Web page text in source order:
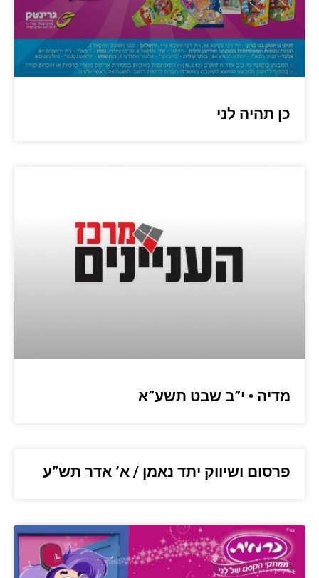
כן תהיה לני
מדיה • י”ב שבט תשע”א
פרסום ושיווק יתד נאמן / א’ אדר תש”ע